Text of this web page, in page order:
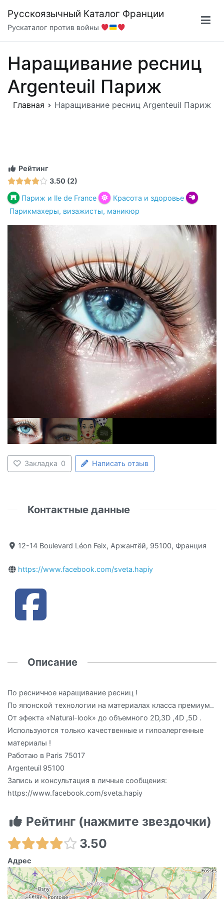
содержимому
Русскоязычный Каталог Франции
Рускаталог против войны
Наращивание ресниц
Argenteuil Париж
Главная Наращивание ресниц Argenteuil Париж
Рейтинг
3.50 2
Париж и Ile de France
Красота и здоровье
Парикмахеры, визажисты, маникюр
Закладка 0 Написать отзыв
Контактные данные
12-14 Boulevard Léon Feix, Аржантёй, 95100, Франция
https://www.facebook.com/sveta.hapiy
Описание
По ресничное наращивание ресниц !
По японской технологии на материалах класса премиум..
От эфекта «Natural-look» до объемного 2D,3D ,4D ,5D .
Используются только качественные и гипоалергенные
материалы !
Работаю в Paris 75017
Argenteuil 95100
Запись и консультация в личные сообщения:
https://www.facebook.com/sveta.hapiy
Рейтинг (нажмите звездочки)
3.50
Адрес